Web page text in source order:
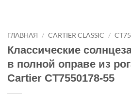
ГЛАВНАЯ / CARTIER CLASSIC /
Классические
в полной оправе из
Cartier CT7550178-55